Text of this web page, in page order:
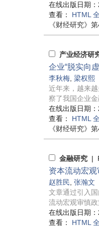
在线出版日期
查看： HTML
《财经研究》
产业经济研
企业“脱实向
李秋梅 梁权熙
近年来，越来
察了我国企业
在线出版日期
查看： HTML
《财经研究》
金融研究 |
资本流动宏
赵胜民 张瀚文
文章通过引入
流动宏观审慎
在线出版日期
查看： HTML